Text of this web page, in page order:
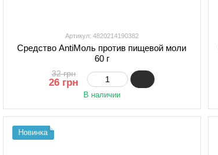
Артикул: 4820214190382
Средство AntiМоль против пищевой моли
60 г
32 грн
26 грн
В наличии
Новинка